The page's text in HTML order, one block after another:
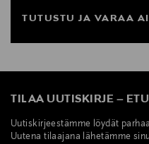
TUTUSTU JA VARAA
TILAA UUTISKIRJE –
Uutiskirjeestämme löydät
Uutena tilaajana lähetämme